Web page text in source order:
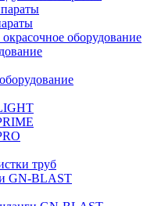
оборудование
труб
GN-BLAST